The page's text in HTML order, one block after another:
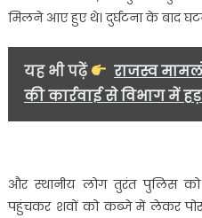
मिलने आए हुए थे। दुर्घटना के बाद
यह भी पढ़ें
राजस्व
की कार्रवाई से विभाग में
और स्थानीय लोग तुरंत पुलिस
पहुंचकर शवों को कब्जे में लेकर